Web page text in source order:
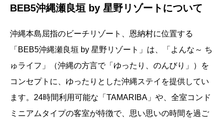
BEB5沖縄瀬良垣 by 星野リゾートについて
沖縄本島屈指のビーチリゾート、恩納村に位置する
「BEB5沖縄瀬良垣 by 星野リゾート」は、「よんな～ ち
ゅライフ」（沖縄の方言で「ゆったり、のんびり」）を
コンセプトに、ゆったりとした沖縄ステイを提供してい
ます。24時間利用可能な「TAMARIBA」や、全室コンド
ミニアムタイプの客室が特徴で、思い思いの時間を過ご